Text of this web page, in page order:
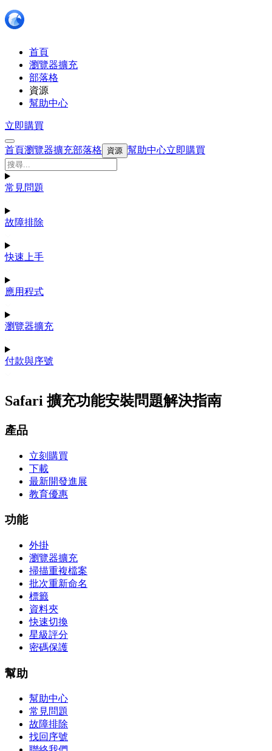
首頁
瀏覽器擴充
部落格
資源
幫助中心
立即購買
首頁瀏覽器擴充部落格 資源 幫助中心立即購買
常見問題
故障排除
快速上手
應用程式
瀏覽器擴充
付款與序號
Safari 擴充功能安裝問題解決指南
產品
立刻購買
下載
最新開發進展
教育優惠
功能
外掛
瀏覽器擴充
掃描重複檔案
批次重新命名
標籤
資料夾
快速切換
星級評分
密碼保護
幫助
幫助中心
常見問題
故障排除
找回序號